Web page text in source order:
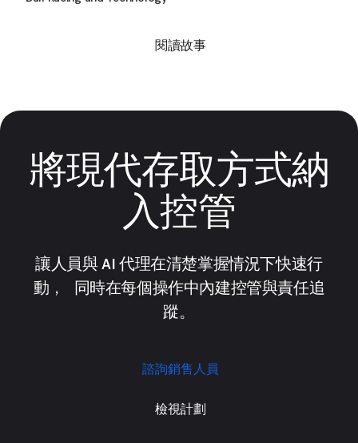
閱讀故事
將現代存取方式納
入控管
讓人員與 AI 代理在清楚掌握情況下快速行
動， 同時在每個操作中內建控管與責任追
蹤。
諮詢銷售人員
檢視計劃